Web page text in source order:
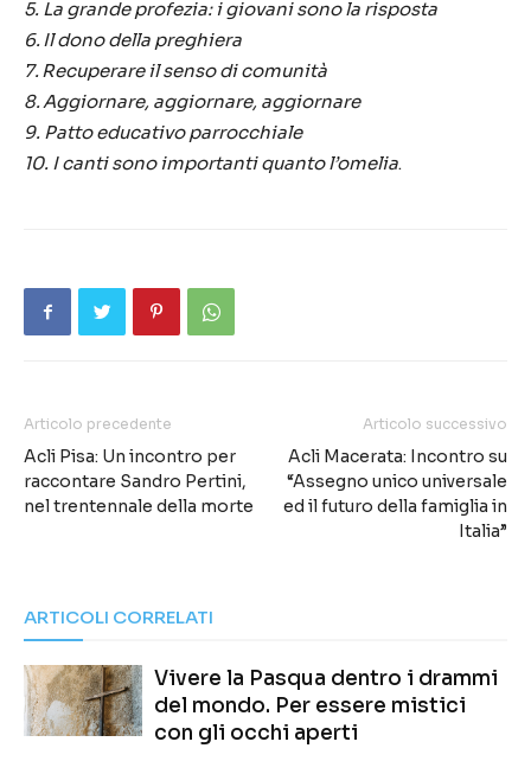
5. La grande profezia: i giovani sono la risposta
6. Il dono della preghiera
7. Recuperare il senso di comunità
8. Aggiornare, aggiornare, aggiornare
9. Patto educativo parrocchiale
10. I canti sono importanti quanto l’omelia.
Articolo precedente
Acli Pisa: Un incontro per
raccontare Sandro Pertini,
nel trentennale della morte
Articolo successivo
Acli Macerata: Incontro su
“Assegno unico universale
ed il futuro della famiglia in
Italia”
ARTICOLI CORRELATI
Vivere la Pasqua dentro i drammi
del mondo. Per essere mistici
con gli occhi aperti